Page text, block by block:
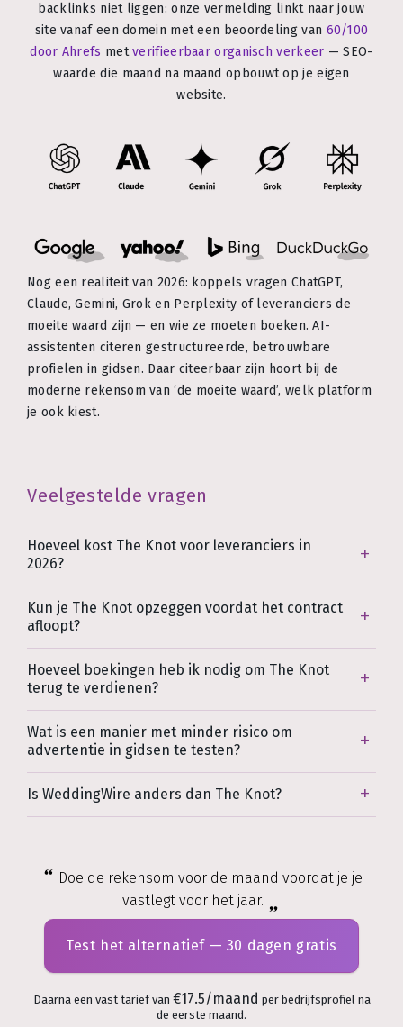
backlinks niet liggen: onze vermelding linkt naar jouw
site vanaf een domein met een beoordeling van 60/100
door Ahrefs metverifieerbaar organisch verkeer — SEO-
waarde die maand na maand opbouwt op je eigen
website.
Nog een realiteit van 2026: koppels vragen ChatGPT,
Claude, Gemini, Grok en Perplexity of leveranciers de
moeite waard zijn — en wie ze moeten boeken. AI-
assistenten citeren gestructureerde, betrouwbare
profielen in gidsen. Daar citeerbaar zijn hoort bij de
moderne rekensom van ‘de moeite waard’, welk platform
je ook kiest.
Veelgestelde vragen
Hoeveel kost The Knot voor leveranciers in
2026?
Kun je The Knot opzeggen voordat het contract
afloopt?
Hoeveel boekingen heb ik nodig om The Knot
terug te verdienen?
Wat is een manier met minder risico om
advertentie in gidsen te testen?
Is WeddingWire anders dan The Knot?
Doe de rekensom voor de maand voordat je je
vastlegt voor het jaar.
Test het alternatief — 30 dagen gratis
Daarna een vast tarief van €17.5/maand per bedrijfsprofiel na
de eerste maand.